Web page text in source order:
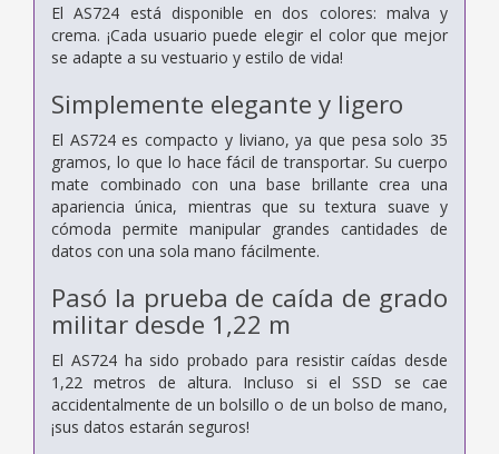
El AS724 está disponible en dos colores: malva y
crema. ¡Cada usuario puede elegir el color que mejor
se adapte a su vestuario y estilo de vida!
Simplemente elegante y ligero
El AS724 es compacto y liviano, ya que pesa solo 35
gramos, lo que lo hace fácil de transportar. Su cuerpo
mate combinado con una base brillante crea una
apariencia única, mientras que su textura suave y
cómoda permite manipular grandes cantidades de
datos con una sola mano fácilmente.
Pasó la prueba de caída de grado
militar desde 1,22 m
El AS724 ha sido probado para resistir caídas desde
1,22 metros de altura. Incluso si el SSD se cae
accidentalmente de un bolsillo o de un bolso de mano,
¡sus datos estarán seguros!